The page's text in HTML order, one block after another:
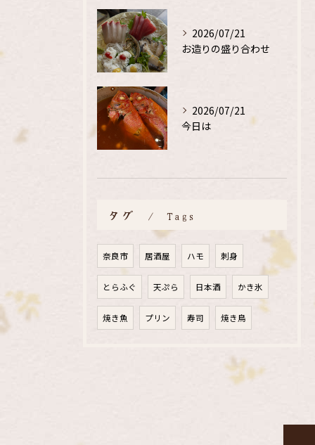
2026/07/21
お造りの盛り合わせ
2026/07/21
今日は
タグ Tags
奈良市 居酒屋 ハモ 刺身
とらふぐ 天ぷら 日本酒 かき氷
焼き魚 プリン 寿司 焼き鳥